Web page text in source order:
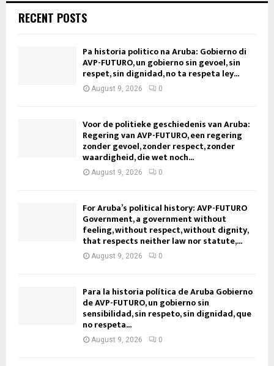
RECENT POSTS
Pa historia politico na Aruba: Gobierno di
AVP-FUTURO, un gobierno sin gevoel, sin
respet, sin dignidad, no ta respeta ley...
August 9, 2026 0
Voor de politieke geschiedenis van Aruba:
Regering van AVP-FUTURO, een regering
zonder gevoel, zonder respect, zonder
waardigheid, die wet noch...
August 9, 2026 0
For Aruba’s political history: AVP-FUTURO
Government, a government without
feeling, without respect, without dignity,
that respects neither law nor statute,...
August 9, 2026 0
Para la historia política de Aruba Gobierno
de AVP-FUTURO, un gobierno sin
sensibilidad, sin respeto, sin dignidad, que
no respeta...
August 9, 2026 0